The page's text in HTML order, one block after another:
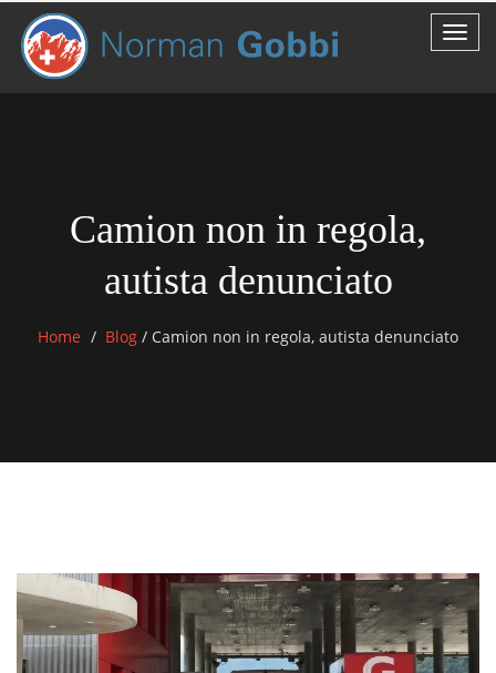
Camion non in regola,
autista denunciato
Home Blog / Camion non in regola, autista denunciato